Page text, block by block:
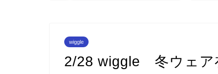
wiggle
2/28 wiggle 冬ウェア